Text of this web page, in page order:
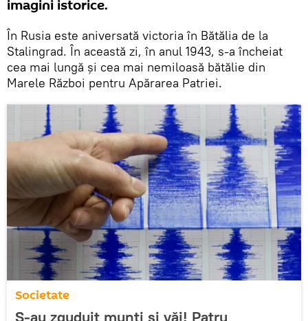
imagini istorice.
În Rusia este aniversată victoria în Bătălia de la
Stalingrad. În această zi, în anul 1943, s-a încheiat
cea mai lungă și cea mai nemiloasă bătălie din
Marele Război pentru Apărarea Patriei.
Societate
S-au zguduit munți și văi! Patru